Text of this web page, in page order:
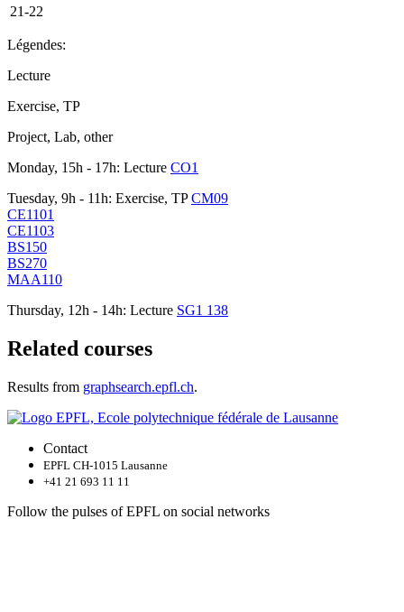
21-22
Légendes:
Lecture
Exercise, TP
Project, Lab, other
Monday, 15h - 17h: Lecture CO1
Tuesday, 9h - 11h: Exercise, TPCM09
CE1101
CE1103
BS150
BS270
MAA110
Thursday, 12h - 14h: Lecture SG1 138
Related courses
Results from graphsearch.epfl.ch.
Contact
EPFL CH-1015 Lausanne
+41 21 693 11 11
Follow the pulses of EPFL on social networks